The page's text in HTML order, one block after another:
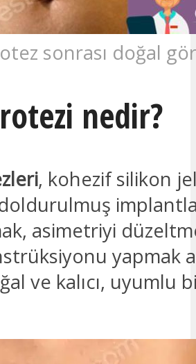
sonrası doğal
nedir?
, kohezif silikon
asimetriyi
yapmak
ve kalıcı, uyumlu